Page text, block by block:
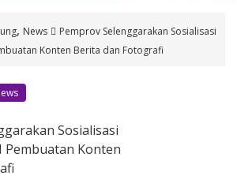
, News
Pemprov Selenggarakan Sosialisasi
Konten Berita dan Fotografi